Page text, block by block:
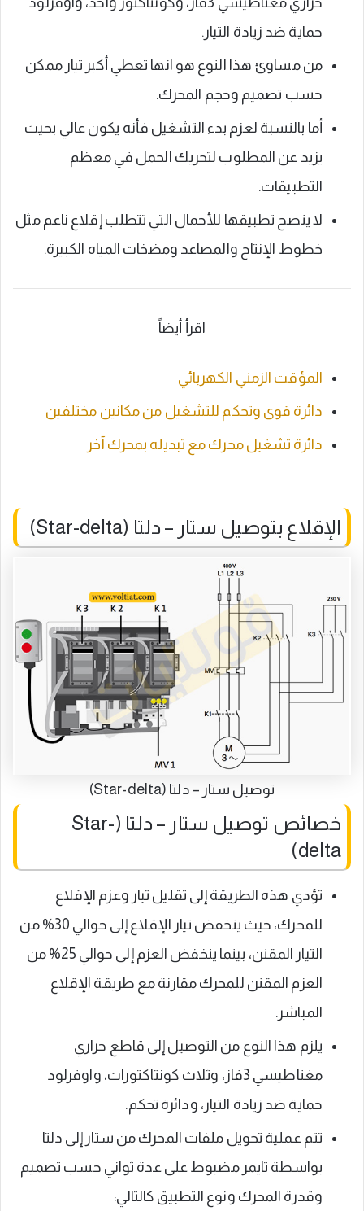
حماية ضد زيادة التيار.
من مساوئ هذا النوع هو انها تعطي أكبر تيار ممكن
حسب تصميم وحجم المحرك.
أما بالنسبة لعزم بدء التشغيل فأنه يكون عالي بحيث
يزيد عن المطلوب لتحريك الحمل في معظم
التطبيقات.
لا ينصح تطبيقها للأحمال التي تتطلب إقلاع ناعم مثل
خطوط الإنتاج والمصاعد ومضخات المياه الكبيرة.
اقرأ أيضاً
المؤقت الزمني الكهربائي
دائرة قوى وتحكم للتشغيل من مكانين مختلفين
دائرة تشغيل محرك مع تبديله بمحرك آخر
الإقلاع بتوصيل ستار – دلتا (Star-delta)
توصيل ستار – دلتا (Star-delta)
خصائص توصيل ستار – دلتا (Star-
delta)
تؤدي هذه الطريقة إلى تقليل تيار وعزم الإقلاع
للمحرك، حيث ينخفض تيار الإقلاع إلى حوالي 30% من
التيار المقنن، بينما ينخفض العزم إلى حوالي 25% من
العزم المقنن للمحرك مقارنة مع طريقة الإقلاع
المباشر.
يلزم هذا النوع من التوصيل إلى قاطع حراري
مغناطيسي 3فاز، وثلاث كونتاكتورات، واوفرلود
حماية ضد زيادة التيار، ودائرة تحكم.
تتم عملية تحويل ملفات المحرك من ستار إلى دلتا
بواسطة تايمر مضبوط على عدة ثواني حسب تصميم
وقدرة المحرك ونوع التطبيق كالتالي: